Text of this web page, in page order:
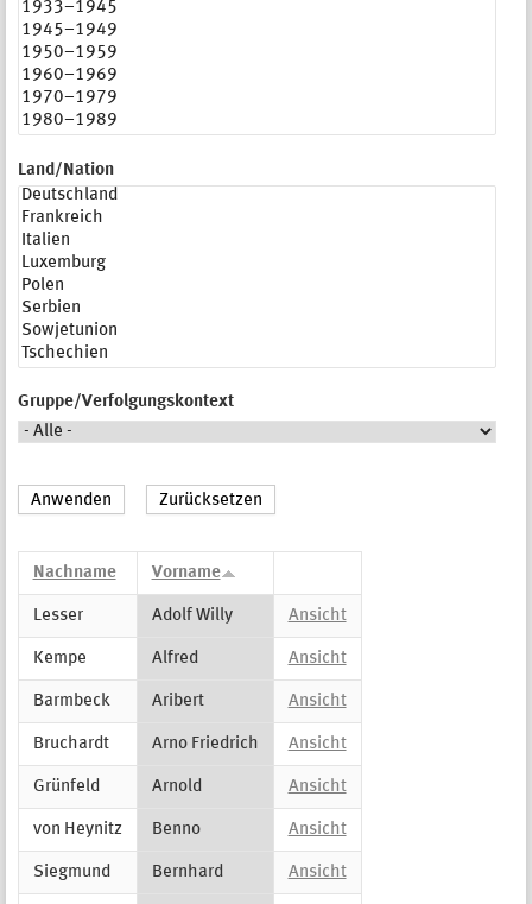
Land/Nation
Gruppe/Verfolgungskontext
Nachname Vorname
Lesser Adolf Willy Ansicht
Kempe Alfred Ansicht
Barmbeck Aribert Ansicht
Bruchardt Arno Friedrich Ansicht
Grünfeld Arnold Ansicht
von Heynitz Benno Ansicht
Siegmund Bernhard Ansicht